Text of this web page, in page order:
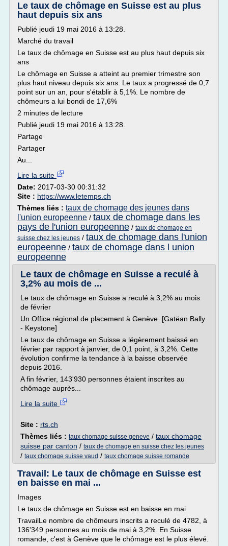
Le taux de chômage en Suisse est au plus
haut depuis six ans
Publié jeudi 19 mai 2016 à 13:28.
Marché du travail
Le taux de chômage en Suisse est au plus haut depuis six
ans
Le chômage en Suisse a atteint au premier trimestre son
plus haut niveau depuis six ans. Le taux a progressé de 0,7
point sur un an, pour s'établir à 5,1%. Le nombre de
chômeurs a lui bondi de 17,6%
2 minutes de lecture
Publié jeudi 19 mai 2016 à 13:28.
Partage
Partager
Au...
Lire la suite
Date: 2017-03-30 00:31:32
Site : https://www.letemps.ch
Thèmes liés : taux de chomage des jeunes dans
l'union europeenne / taux de chomage dans les
pays de l'union europeenne / taux de chomage en
suisse chez les jeunes / taux de chomage dans l'union
europeenne / taux de chomage dans l union
europeenne
Le taux de chômage en Suisse a reculé à
3,2% au mois de ...
Le taux de chômage en Suisse a reculé à 3,2% au mois
de février
Un Office régional de placement à Genève. [Gatëan Bally
- Keystone]
Le taux de chômage en Suisse a légèrement baissé en
février par rapport à janvier, de 0,1 point, à 3,2%. Cette
évolution confirme la tendance à la baisse observée
depuis 2016.
A fin février, 143'930 personnes étaient inscrites au
chômage auprès...
Lire la suite
Site : rts.ch
Thèmes liés : taux chomage suisse geneve / taux chomage
suisse par canton / taux de chomage en suisse chez les jeunes
/ taux chomage suisse vaud / taux chomage suisse romande
Travail: Le taux de chômage en Suisse est
en baisse en mai ...
Images
Le taux de chômage en Suisse est en baisse en mai
TravailLe nombre de chômeurs inscrits a reculé de 4782, à
136'349 personnes au mois de mai à 3,2%. En Suisse
romande, c'est à Genève que le chômage est le plus élevé.